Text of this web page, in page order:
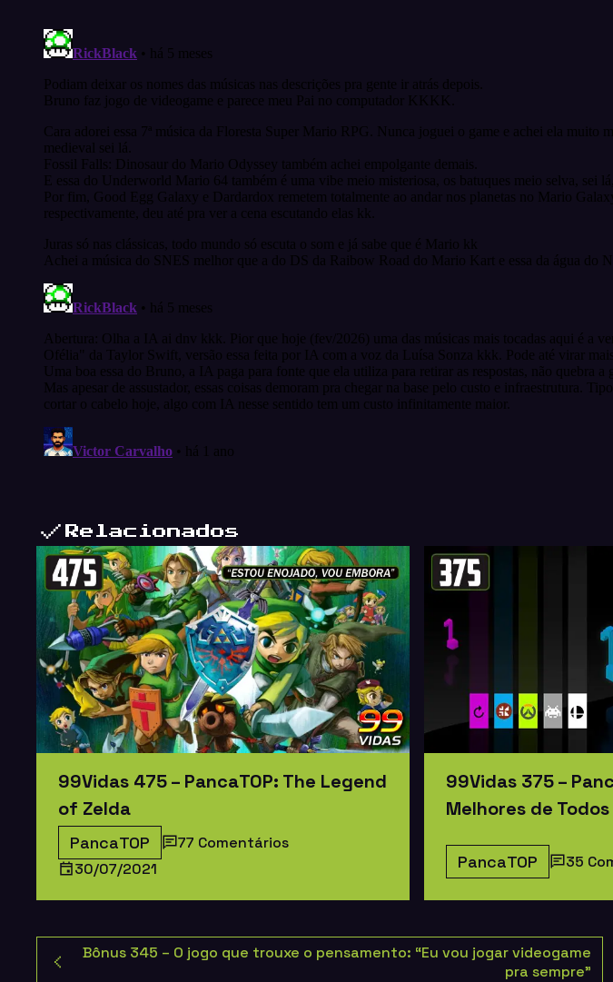
Relacionados
99Vidas 475 – PancaTOP: The Legend
of Zelda
PancaTOP
77 Comentários
30/07/2021
99Vidas 375 –
Melhores de
PancaTOP 35
Bônus 345 – O jogo que trouxe o pensamento: “Eu vou jogar videogame
pra sempre”